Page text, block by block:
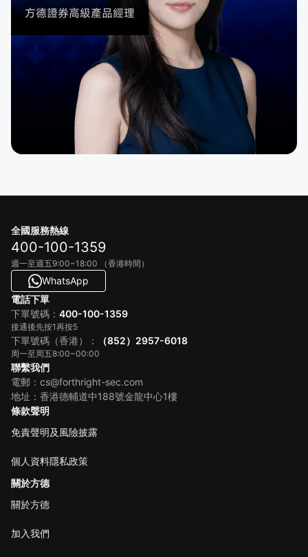
方德證券高級產品經理
全國服務熱線
400-100-1359
週一至週五9:00~18:00 （香港時間）
WhatsApp
電話下單
下單號碼： 400-100-1359
接通後先按1再按5
下單號碼（香港）： （852）2957-6018
周一至周五8:00~00:00
聯繫我們
電郵：cs@forthright-sec.com
地址：香港德輔道中188號金龍中心1樓
條款聲明
免責聲明及風險披露
個人資料隱私政策
關於方德
關於方德
加入我們